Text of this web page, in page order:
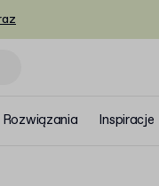
Rozwiązania Inspiracje